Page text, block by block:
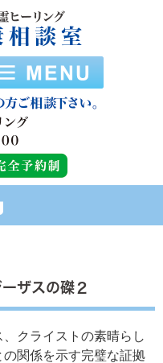
ザスの磔２
クライストの素晴らし
関係を示す完璧な証拠